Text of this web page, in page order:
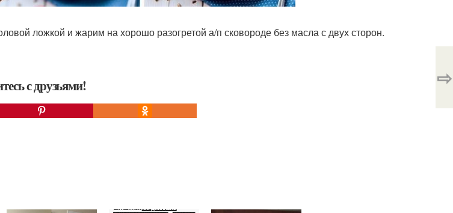
ложкой и жарим на хорошо разогретой а/п сковороде без масла с двух сторон.
с друзьями! ⇨